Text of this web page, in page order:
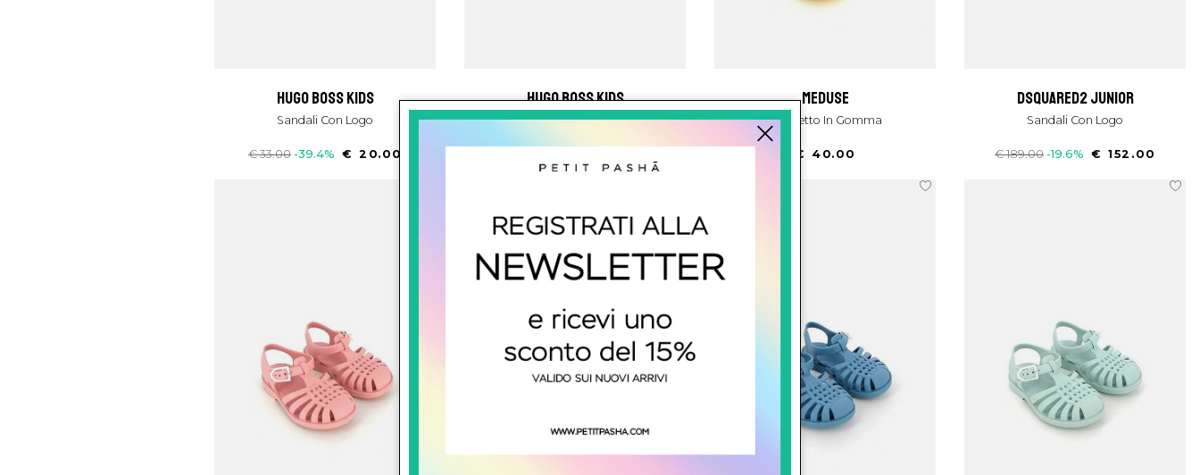
hugo boss kids
Sandali Con Logo
€ 33.00 -39.4% € 20.00
hugo boss kids
Sandali Con Logo
meduse
Ragnetto In Gomma
€ 40.00
dsquared2 junior
Sandali Con Logo
€ 189.00 -19.6% € 152.00